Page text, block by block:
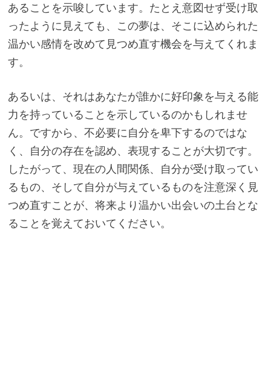
あることを示唆しています。たとえ意図せず受け取
ったように見えても、この夢は、そこに込められた
温かい感情を改めて見つめ直す機会を与えてくれま
す。
あるいは、それはあなたが誰かに好印象を与える能
力を持っていることを示しているのかもしれませ
ん。ですから、不必要に自分を卑下するのではな
く、自分の存在を認め、表現することが大切です。
したがって、現在の人間関係、自分が受け取ってい
るもの、そして自分が与えているものを注意深く見
つめ直すことが、将来より温かい出会いの土台とな
ることを覚えておいてください。